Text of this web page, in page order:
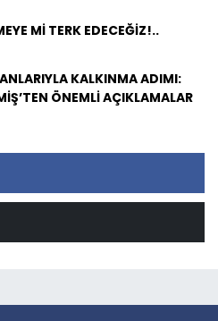
Mİ TERK EDECEĞİZ!..
KALKINMA ADIMI:
ÖNEMLİ AÇIKLAMALAR